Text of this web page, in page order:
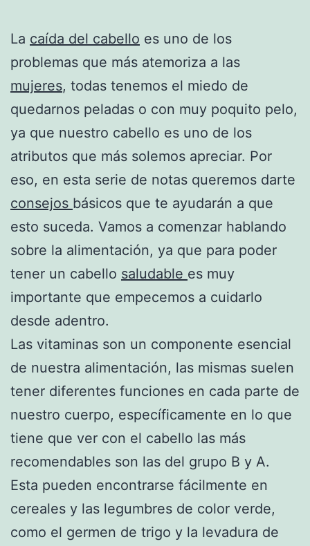
La caída del cabello es uno de los
problemas que más atemoriza a las
mujeres, todas tenemos el miedo de
quedarnos peladas o con muy poquito pelo,
ya que nuestro cabello es uno de los
atributos que más solemos apreciar. Por
eso, en esta serie de notas queremos darte
consejos básicos que te ayudarán a que
esto suceda. Vamos a comenzar hablando
sobre la alimentación, ya que para poder
tener un cabello saludable es muy
importante que empecemos a cuidarlo
desde adentro.
Las vitaminas son un componente esencial
de nuestra alimentación, las mismas suelen
tener diferentes funciones en cada parte de
nuestro cuerpo, específicamente en lo que
tiene que ver con el cabello las más
recomendables son las del grupo B y A.
Esta pueden encontrarse fácilmente en
cereales y las legumbres de color verde,
como el germen de trigo y la levadura de